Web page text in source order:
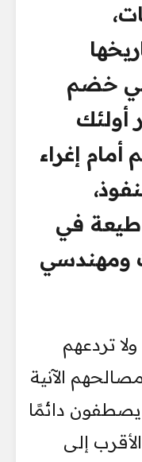
خضم
أولئك
إغراء
طيعة في
ومهندسي
تردعهم
الآنية
دائمًا
إلى